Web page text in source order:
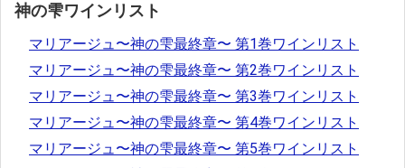
神の雫ワインリスト
マリアージュ〜神の雫最終章〜 第1巻ワインリスト
マリアージュ〜神の雫最終章〜 第2巻ワインリスト
マリアージュ〜神の雫最終章〜 第3巻ワインリスト
マリアージュ〜神の雫最終章〜 第4巻ワインリスト
マリアージュ〜神の雫最終章〜 第5巻ワインリスト